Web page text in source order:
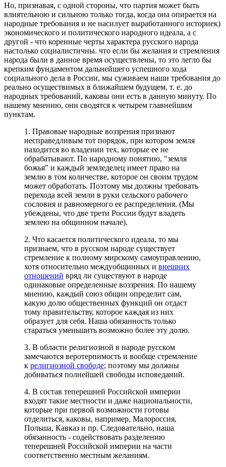
Но, признавая, с одной стороны, что партия может быть
влиятельною и сильною только тогда, когда она опирается на
народные требования и не насилует выработанного историек)
экономического и политического народного идеала, а с
другой - что коренные черты характера русского народа
настолько социалистичны. что если бы желания и стремления
народа были в данное время осуществлены, то это легло бы
крепким фундаментом дальнейшего успешного хода
социального дела в России, мы суживаем наши требования до
реально осуществимых в ближайшем будущем, т. е. до
народных требований, каковы они есть в данную минуту. По
нашему мнению, они сводятся к четырем главнейшим
пунктам.
1. Правовые народные воззрения признают
несправедливым тот порядок, при котором земля
находится во владении тех, которые ее не
обрабатывают. По народному понятию, "земля
божья" и каждый земледелец имеет право на
землю в том количестве, которое он своим трудом
может обработать. Поэтому мы должны требовать
перехода всей земли в руки сельского рабочего
сословия и равномерного ее распределения. (Мы
убеждены, что две трети России будут владеть
землею на общинном начале).
2. Что касается политического идеала, то мы
признаем, что в русском народе существует
стремление к полному мирскому самоуправлению,
хотя относительно междуобщинных и внешних
отношений вряд ли существуют в народе
одинаковые определенные воззрения. По нашему
мнению, каждый союз общин определит сам,
какую долю общественных функций он отдаст
тому правительству, которое каждая из них
образует для себя. Наша обязанность только
стараться уменьшить возможно более эту долю.
3. В области религиозной в народе русском
замечаются веротерпимость и вообще стремление
к религиозной свободе; поэтому мы должны
добиваться полнейшей свободы исповеданий.
4. В состав теперешней Российской империи
входят такие местности и даже национальности,
которые при первой возможности готовы
отделиться, каковы, например, Малороссия,
Польша, Кавказ и пр. Следовательно, наша
обязанность - содействовать разделению
теперешней Российской империи на части
соответственно местным желаниям.